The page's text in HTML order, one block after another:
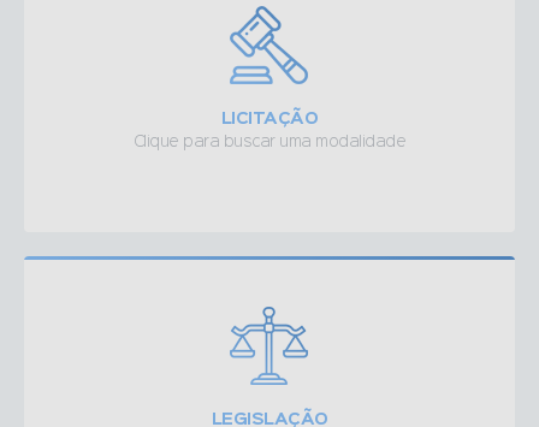
LICITAÇÃO
Clique para buscar uma modalidade
LEGISLAÇÃO